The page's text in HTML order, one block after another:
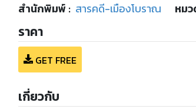
สำนักพิมพ์ : สารคดี-เมืองโบราณ หม
ราคา
GET FREE
เกี่ยวกับ